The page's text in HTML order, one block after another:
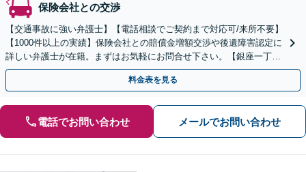
保険会社との交渉
【交通事故に強い弁護士】【電話相談でご契約まで対応可/来所不要】
【1000件以上の実績】保険会社との賠償金増額交渉や後遺障害認定に
詳しい弁護士が在籍。まずはお気軽にお問合せ下さい。【銀座一丁目
駅2分】
料金表を見る
電話でお問い合わせ メールでお問い合わせ